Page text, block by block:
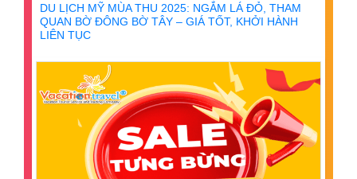
DU LỊCH MỸ MÙA THU 2025: NGẮM LÁ ĐỎ, THAM
QUAN BỜ ĐÔNG BỜ TÂY – GIÁ TỐT, KHỞI HÀNH
LIÊN TỤC